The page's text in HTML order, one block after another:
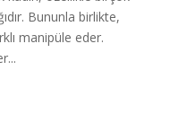
Bununla birlikte,
manipüle eder.